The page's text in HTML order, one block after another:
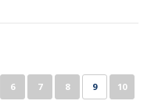
6 7 8 9 10